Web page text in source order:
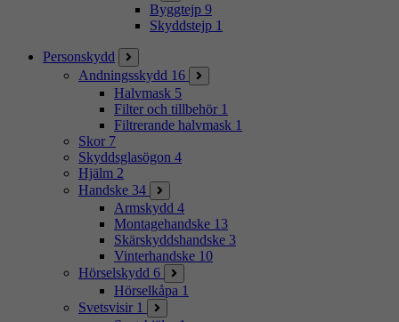
Byggtejp 9
Skyddstejp 1
Personskydd
Andningsskydd 16
Halvmask 5
Filter och tillbehör 1
Filtrerande halvmask 1
Skor 7
Skyddsglasögon 4
Hjälm 2
Handske 34
Armskydd 4
Montagehandske 13
Skärskyddshandske 3
Vinterhandske 10
Hörselskydd 6
Hörselkåpa 1
Svetsvisir 1